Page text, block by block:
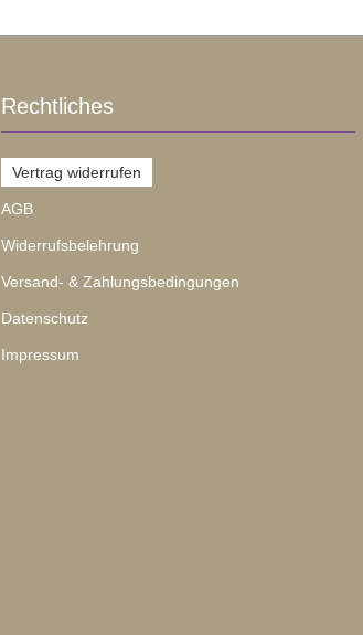
Rechtliches
Vertrag widerrufen
AGB
Widerrufsbelehrung
Versand- & Zahlungsbedingungen
Datenschutz
Impressum